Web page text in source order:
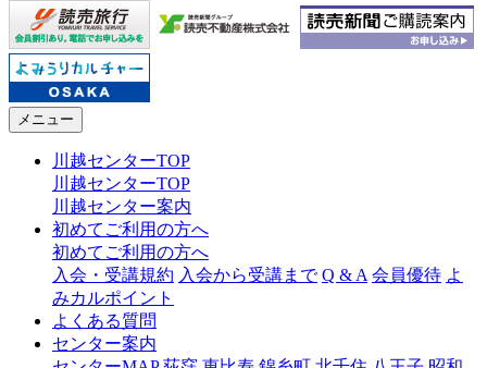
メニュー
川越センターTOP
川越センターTOP
川越センター案内
初めてご利用の方へ
初めてご利用の方へ
入会・受講規約 入会から受講まで Q & A 会員優待 よ
みカルポイント
よくある質問
センター案内